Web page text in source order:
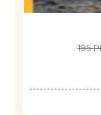
195